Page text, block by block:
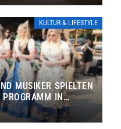
KULTUR & LIFESTYLE
MUSIKER SPIELTEN
PROGRAMM IN